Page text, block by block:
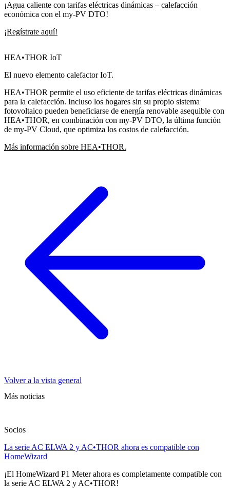
¡Agua caliente con tarifas eléctricas dinámicas – calefacción
económica con el my-PV DTO!
¡Regístrate aquí!
HEA•THOR IoT
El nuevo elemento calefactor IoT.
HEA•THOR permite el uso eficiente de tarifas eléctricas dinámicas
para la calefacción. Incluso los hogares sin su propio sistema
fotovoltaico pueden beneficiarse de energía renovable asequible con
HEA•THOR, en combinación con my-PV DTO, la última función
de my-PV Cloud, que optimiza los costos de calefacción.
Más información sobre HEA•THOR.
Volver a la vista general
Más noticias
Socios
La serie AC ELWA 2 y AC•THOR ahora es compatible con
HomeWizard
¡El HomeWizard P1 Meter ahora es completamente compatible con
la serie AC ELWA 2 y AC•THOR!